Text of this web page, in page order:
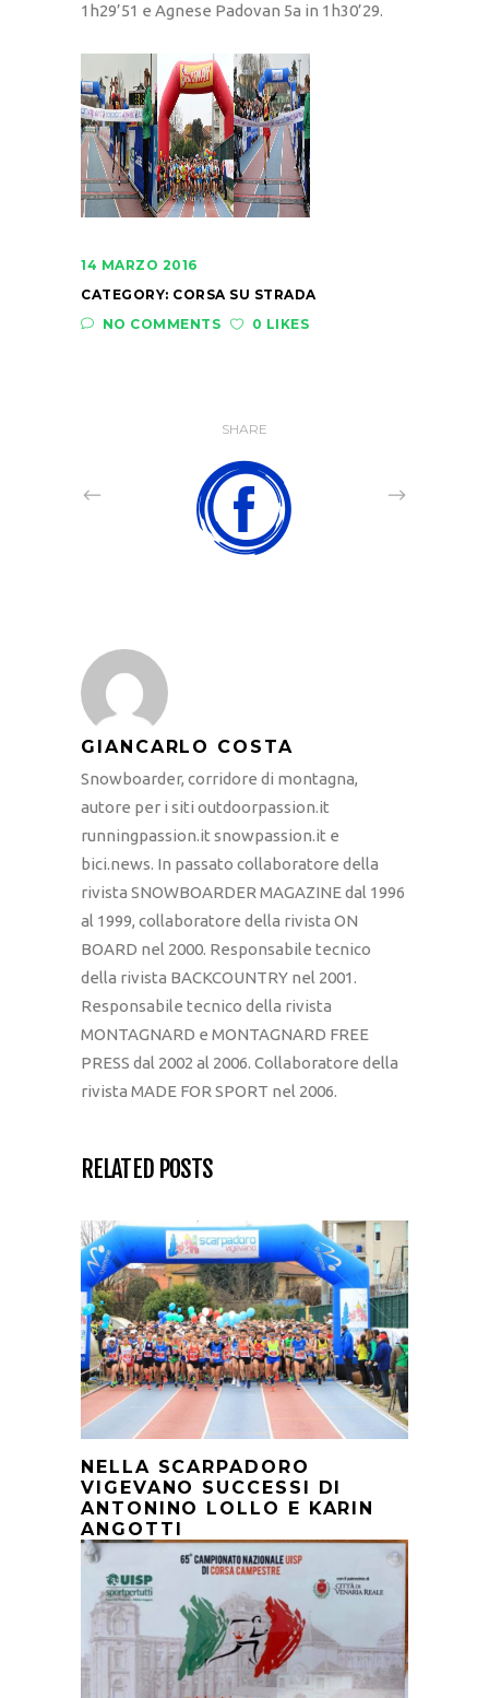
1h29’51 e Agnese Padovan 5a in 1h30’29.
14 MARZO 2016
CATEGORY: CORSA SU STRADA
NO COMMENTS
0 LIKES
SHARE
GIANCARLO COSTA
Snowboarder, corridore di montagna,
autore per i siti outdoorpassion.it
runningpassion.it snowpassion.it e
bici.news. In passato collaboratore della
rivista SNOWBOARDER MAGAZINE dal 1996
al 1999, collaboratore della rivista ON
BOARD nel 2000. Responsabile tecnico
della rivista BACKCOUNTRY nel 2001.
Responsabile tecnico della rivista
MONTAGNARD e MONTAGNARD FREE
PRESS dal 2002 al 2006. Collaboratore della
rivista MADE FOR SPORT nel 2006.
RELATED POSTS
NELLA SCARPADORO
VIGEVANO SUCCESSI DI
ANTONINO LOLLO E KARIN
ANGOTTI